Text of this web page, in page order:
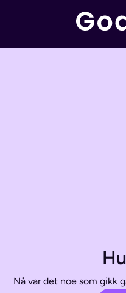
Nå var det noe som gikk